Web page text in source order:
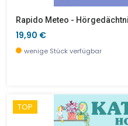
Rapido Meteo -
19,90 €
wenige Stück verfügbar
TOP